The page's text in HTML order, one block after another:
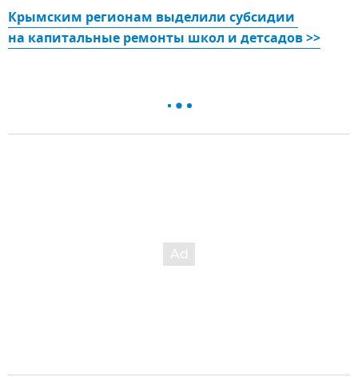
Крымским регионам выделили субсидии
на капитальные ремонты школ и детсадов >>